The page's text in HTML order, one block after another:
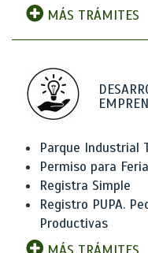
MÁS TRÁMITES
Parque Industrial
Permiso para
Registra Simple
Registro PUPA.
Productivas